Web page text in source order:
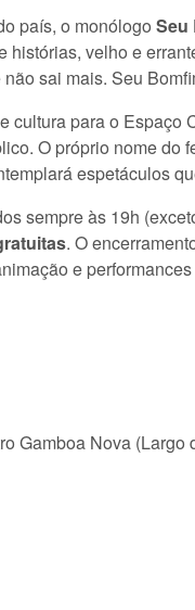
país, o monólogo Seu
velho e
sai mais. Seu
cultura para o
O próprio nome
espetáculos
sempre às 19h
. O
e
Gamboa Nova